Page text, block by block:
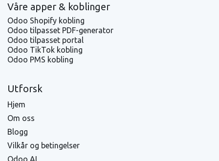
Våre apper & koblinger
Odoo Shopify kobling
Odoo tilpasset PDF-generator
Odoo tilpasset portal
Odoo TikTok kobling
Odoo PMS kobling
Utforsk
Hjem
Om oss
Blogg
Vilkår og betingelser
Odoo AI